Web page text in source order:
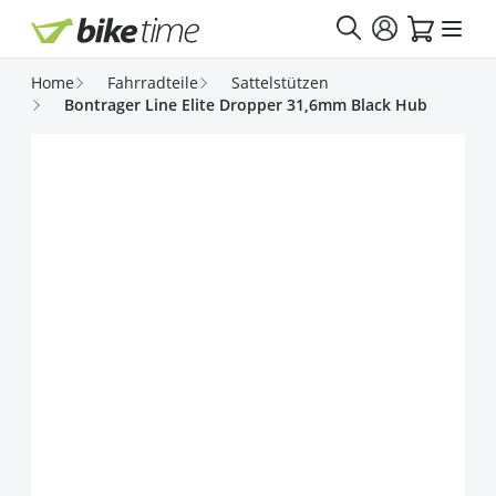
Direkt zum Inhalt
Home Fahrradteile
Sattelstützen
Bontrager Line Elite Dropper 31,6mm Black Hub